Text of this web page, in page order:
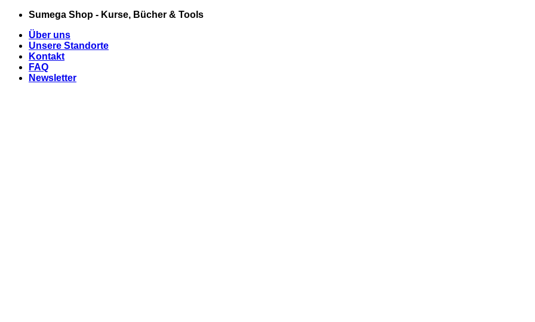
Zum
springen
Sumega Shop - Kurse, Bücher & Tools
Über uns
Unsere Standorte
Kontakt
FAQ
Newsletter